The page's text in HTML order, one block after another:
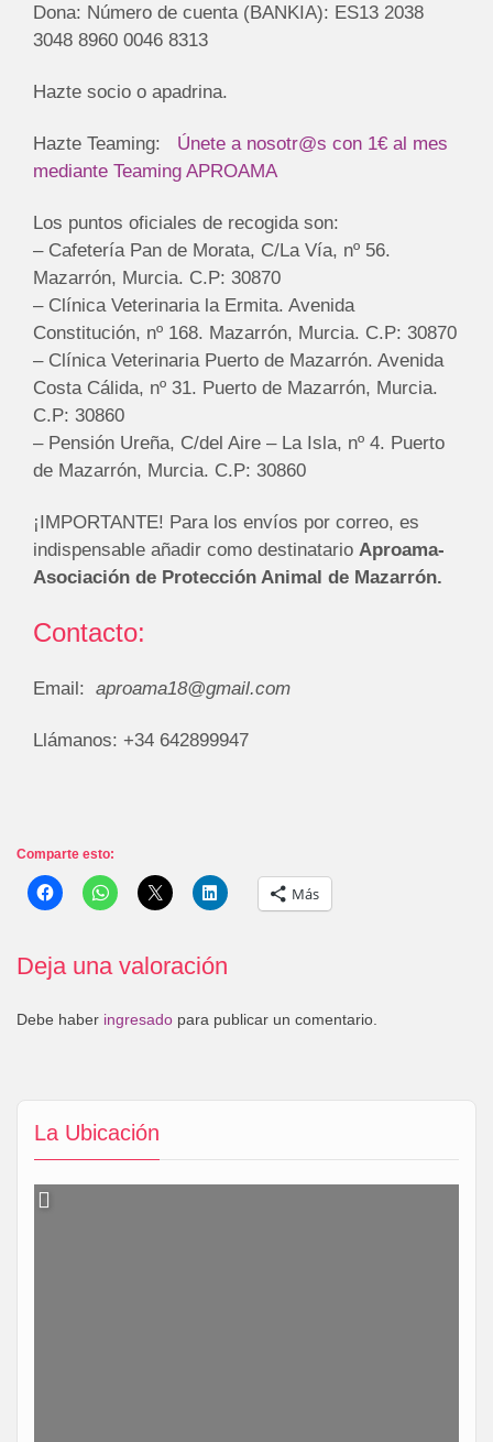
La Ubicación
Dona: Número de cuenta (BANKIA): ES13 2038
3048 8960 0046 8313
Hazte socio o apadrina.
Hazte Teaming: Únete a nosotr@s con 1€ al mes
mediante Teaming APROAMA
Los puntos oficiales de recogida son:
– Cafetería Pan de Morata, C/La Vía, nº 56.
Mazarrón, Murcia. C.P: 30870
– Clínica Veterinaria la Ermita. Avenida
Constitución, nº 168. Mazarrón, Murcia. C.P: 30870
– Clínica Veterinaria Puerto de Mazarrón. Avenida
Costa Cálida, nº 31. Puerto de Mazarrón, Murcia.
C.P: 30860
– Pensión Ureña, C/del Aire – La Isla, nº 4. Puerto
de Mazarrón, Murcia. C.P: 30860
¡IMPORTANTE! Para los envíos por correo, es
indispensable añadir como destinatario Aproama-
Asociación de Protección Animal de Mazarrón.
Contacto:
Email: aproama18@gmail.com
Llámanos: +34 642899947
Comparte esto:
Más
Deja una valoración
Debe haber ingresado para publicar un comentario.